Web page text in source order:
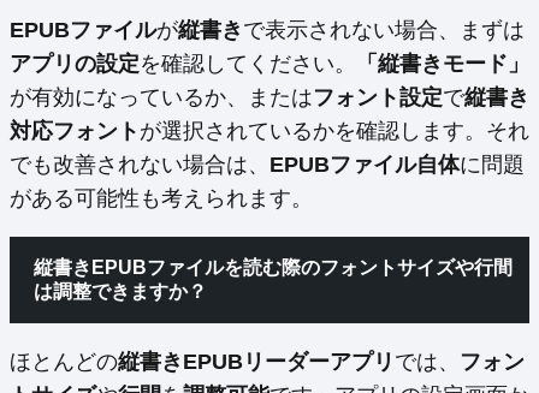
EPUBファイルが縦書き で表示されない場合、まずは
アプリの設定を確認してください。
「縦書きモード」
が有効になっているか、またはフォント設定で縦書き
対応フォント が選択されているかを確認します。それ
でも改善されない場合は、 EPUBファイル自体に問題
がある可能性も考えられます。
縦書きEPUBファイルを読む際のフォントサイズや行間
は調整できますか？
ほとんどの縦書きEPUBリーダーアプリ では、 フォン